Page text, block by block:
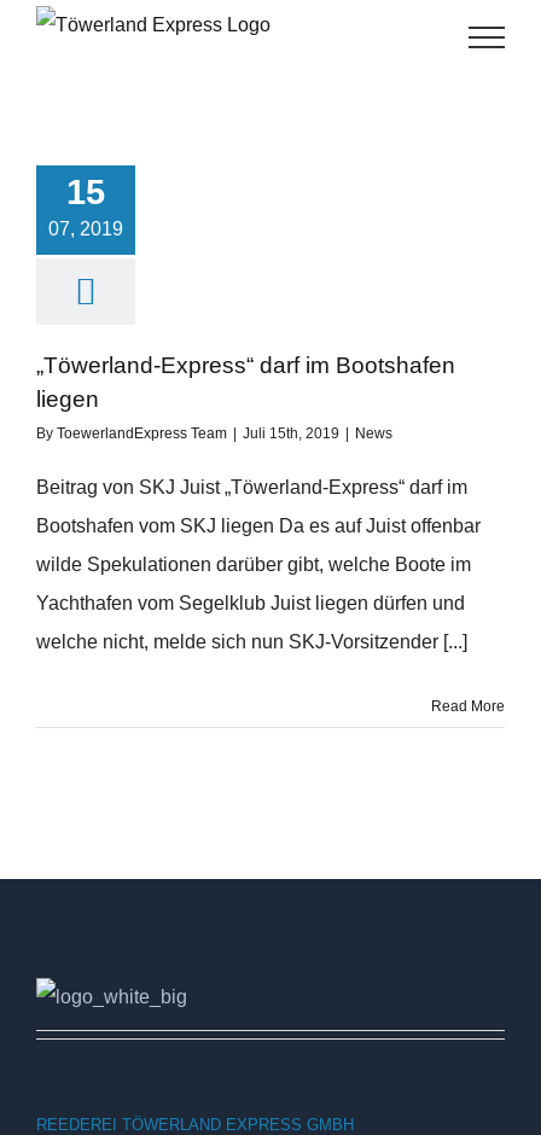
15
07, 2019
„Töwerland-Express“ darf im Bootshafen
liegen
By ToewerlandExpress Team Juli 15th, 2019 News
Beitrag von SKJ Juist „Töwerland-Express“ darf im
Bootshafen vom SKJ liegen Da es auf Juist offenbar
wilde Spekulationen darüber gibt, welche Boote im
Yachthafen vom Segelklub Juist liegen dürfen und
welche nicht, melde sich nun SKJ-Vorsitzender [...]
Read More
REEDEREI TÖWERLAND EXPRESS GMBH